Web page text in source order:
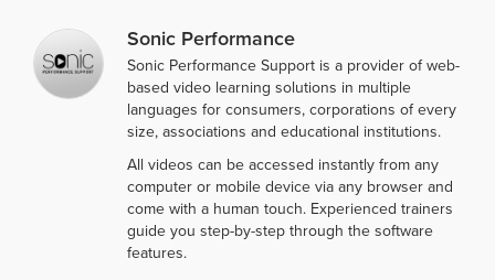
Sonic Performance
Sonic Performance Support is a provider of web-
based video learning solutions in multiple
languages for consumers, corporations of every
size, associations and educational institutions.
All videos can be accessed instantly from any
computer or mobile device via any browser and
come with a human touch. Experienced trainers
guide you step-by-step through the software
features.